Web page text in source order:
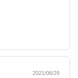
2021/06/29